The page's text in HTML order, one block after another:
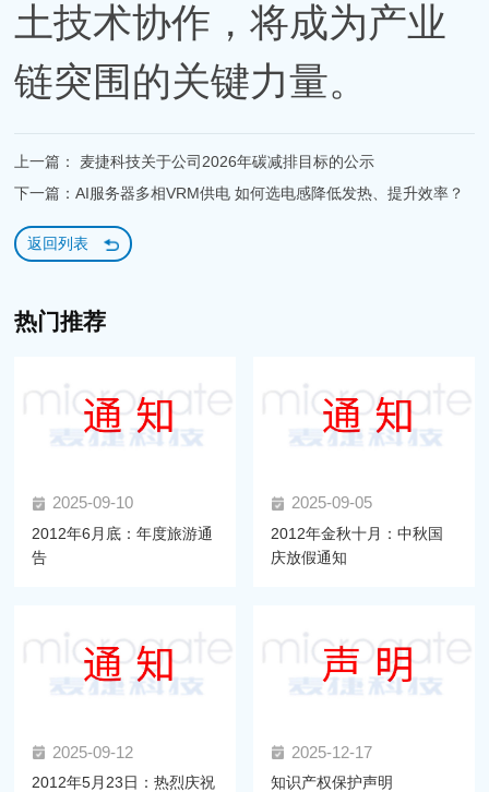
土技术协作，将成为产业
链突围的关键力量。
上一篇： 麦捷科技关于公司2026年碳减排目标的公示
下一篇：AI服务器多相VRM供电 如何选电感降低发热、提升效率？
返回列表
热门推荐
2025-09-10
2012年6月底：年度旅游通
告
2025-09-05
2012年金秋十月：中秋国
庆放假通知
2025-09-12
2012年5月23日：热烈庆祝
2025-12-17
知识产权保护声明